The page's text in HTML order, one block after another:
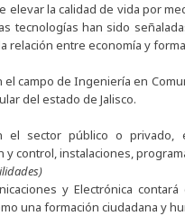
la calidad de vida por
tecnologías han sido
relación entre economía y
campo de Ingeniería en
del estado de Jalisco.
el sector público o
y control, instalaciones,
y Electrónica
una formación ciudadana y